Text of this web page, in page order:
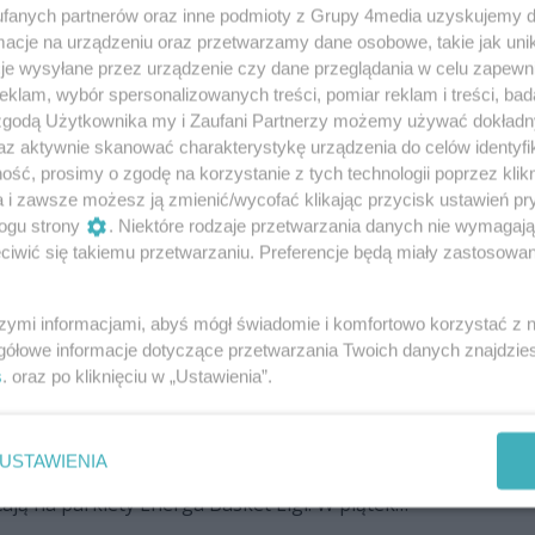
przed radomskim HydroTruckiem?
w pojedynku 18. kolejki Energa Basket Ligi zagra na
Dąbrowa Górnicza. Po porażce z ostatnią w tabeli
Gdański, radomianie by spędzić święta w dobrej
sobie pozwolić na kolejną stratę punktów.
HydroTruck lepszy od MKS-u
Basket Ligi HydroTruck Radom pokonał MKS
trafili aż 15 rzutów za trzy punkty!
Radom po nieudanej premierze i porażce w
na parkiety Energa Basket Ligi. W piątek
partnerów oraz inne podmioty z Grupy 4media uzyskujemy
na urządzeniu oraz przetwarzamy dane osobowe, takie jak
wysyłane przez urządzenie czy dane przeglądania w celu
wybór spersonalizowanych treści, pomiar reklam i treści,
Użytkownika my i Zaufani Partnerzy możemy używać
aktywnie skanować charakterystykę urządzenia do celów
prosimy o zgodę na korzystanie z tych technologii poprzez
i zawsze możesz ją zmienić/wycofać klikając przycisk ustawień
strony
. Niektóre rodzaje przetwarzania danych nie
się takiemu przetwarzaniu. Preferencje będą miały
informacjami, abyś mógł świadomie i komfortowo korzystać z
informacje dotyczące przetwarzania Twoich danych
. oraz po kliknięciu w „Ustawienia”.
USTAWIENIA